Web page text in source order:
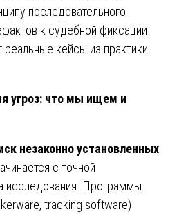
последовательного
к судебной фиксации
реальные кейсы из практики.
угроз: что мы ищем и
незаконно установленных
с точной
исследования. Программы
tracking software)